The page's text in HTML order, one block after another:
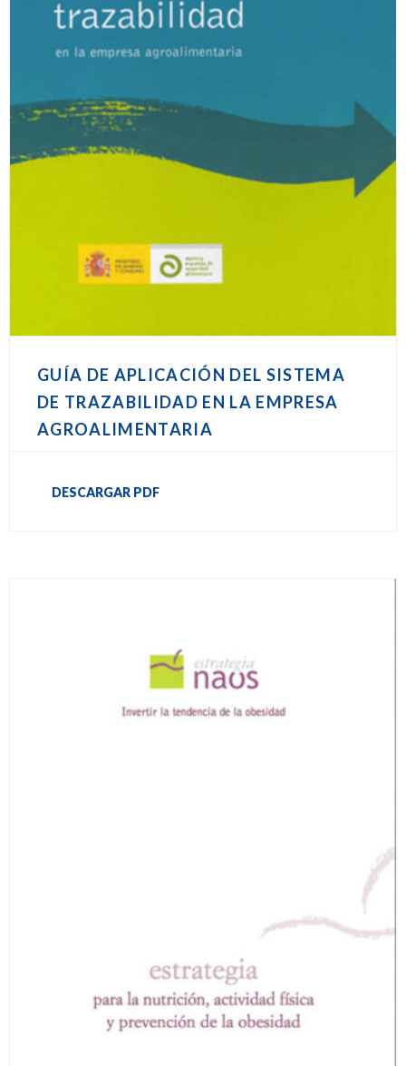
GUÍA DE APLICACIÓN DEL SISTEMA
DE TRAZABILIDAD EN LA EMPRESA
AGROALIMENTARIA
DESCARGAR PDF